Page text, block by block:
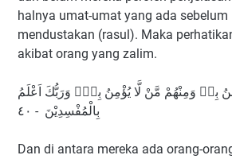
halnya umat-umat yang ada sebelum
mendustakan (rasul). Maka
akibat orang yang zalim.
بِهٖ وَمِنْهُمْ مَّنْ لَّا يُؤْمِنُ بِهٖۗ وَرَبُّكَ اَعْلَمُ
بِالْمُفْسِدِيْنَ - ٤٠
Dan di antara mereka ada orang-